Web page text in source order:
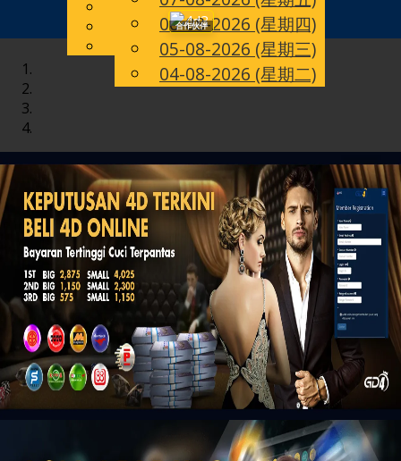
CN
English
Chinese
Malay
06-08-2026 (星期四)
05-08-2026 (星期三)
04-08-2026 (星期二)
合作伙伴
Toggle
navigation